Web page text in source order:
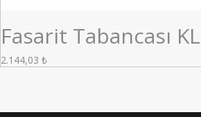
Fasarit Tabancası
2.144,03 ₺